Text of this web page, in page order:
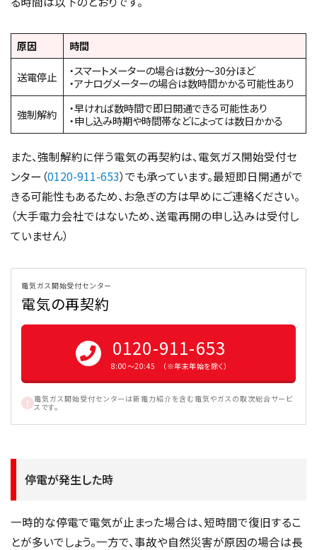
原因 時間
送電停止
・スマートメーターの場合は数分〜30分ほど
・アナログメーターの場合は数時間かかる可能性あり
強制解約
・早ければ数時間で即日開通できる可能性あり
・申し込み時期や時間帯などによっては数日かかる
また、強制解約に伴う電気の再契約は、電気ガス開始受付セ
ンター（0120-911-653）でも承っています。最短即日開通がで
きる可能性もあるため、お急ぎの方は早めにご連絡ください。
（大手電力会社ではないため、送電再開の申し込みは受付し
ていません）
電気ガス開始受付センター
電気の再契約
0120-911-653
8:00〜20:45 （※年末年始を除く）
電気ガス開始受付センターは新電力紹介を含む電気やガスの取次総合サービ
スです。
停電が発生した時
一時的な停電で電気が止まった場合は、短時間で復旧するこ
とが多いでしょう。一方で、事故や自然災害が原因の場合は長